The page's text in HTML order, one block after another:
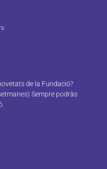
de la Fundació?
Sempre podràs